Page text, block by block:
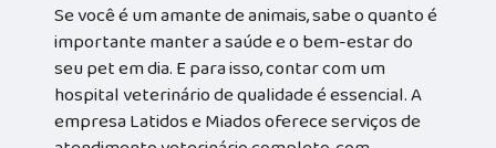
Se você é um amante de animais, sabe o quanto é
importante manter a saúde e o bem-estar do
seu pet em dia. E para isso, contar com um
hospital veterinário de qualidade é essencial. A
empresa Latidos e Miados oferece serviços de